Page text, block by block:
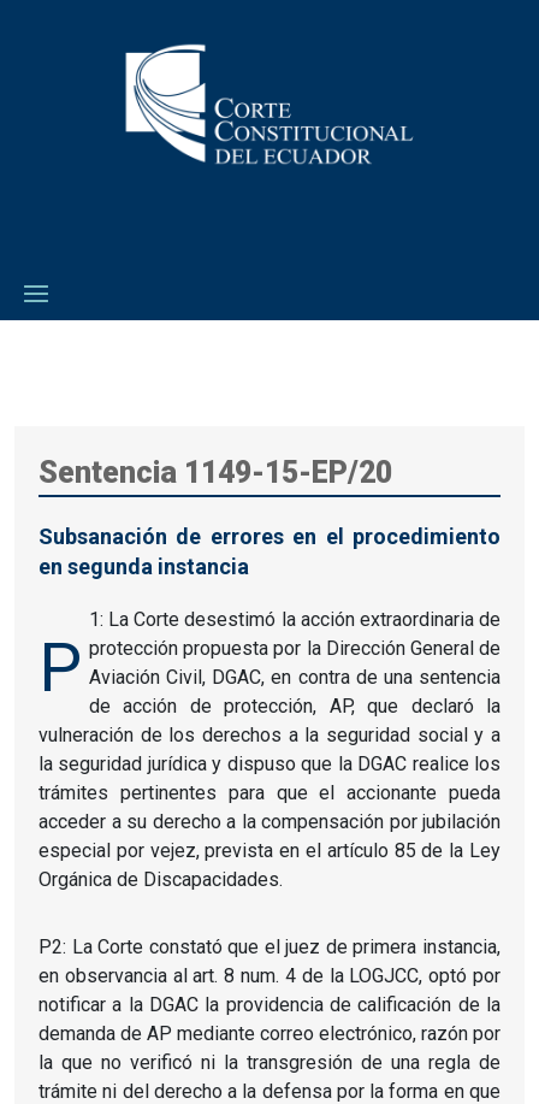
Sentencia 1149-15-EP/20
Subsanación de errores en el procedimiento
en segunda instancia
P
1: La Corte desestimó la acción extraordinaria de
protección propuesta por la Dirección General de
Aviación Civil, DGAC, en contra de una sentencia
de acción de protección, AP, que declaró la
vulneración de los derechos a la seguridad social y a
la seguridad jurídica y dispuso que la DGAC realice los
trámites pertinentes para que el accionante pueda
acceder a su derecho a la compensación por jubilación
especial por vejez, prevista en el artículo 85 de la Ley
Orgánica de Discapacidades.
P2: La Corte constató que el juez de primera instancia,
en observancia al art. 8 num. 4 de la LOGJCC, optó por
notificar a la DGAC la providencia de calificación de la
demanda de AP mediante correo electrónico, razón por
la que no verificó ni la transgresión de una regla de
trámite ni del derecho a la defensa por la forma en que